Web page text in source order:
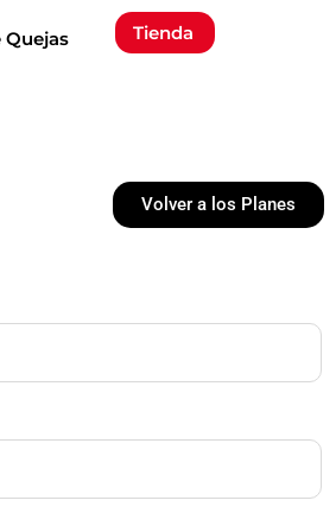
Quejas Tienda
Volver a los Planes